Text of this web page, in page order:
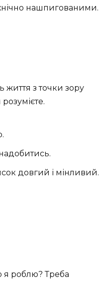
нашпигованими.
з точки зору
довгий і мінливий.
я роблю? Треба